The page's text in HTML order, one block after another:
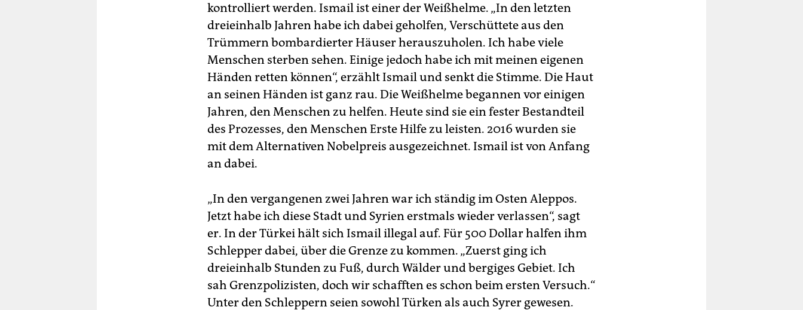
kontrolliert werden. Ismail ist einer der Weißhelme. „In den letzten
dreieinhalb Jahren habe ich dabei geholfen, Verschüttete aus den
Trümmern bombardierter Häuser herauszuholen. Ich habe viele
Menschen sterben sehen. Einige jedoch habe ich mit meinen eigenen
Händen retten können“, erzählt Ismail und senkt die Stimme. Die Haut
an seinen Händen ist ganz rau. Die Weißhelme begannen vor einigen
Jahren, den Menschen zu helfen. Heute sind sie ein fester Bestandteil
des Prozesses, den Menschen Erste Hilfe zu leisten. 2016 wurden sie
mit dem Alternativen Nobelpreis ausgezeichnet. Ismail ist von Anfang
an dabei.
„In den vergangenen zwei Jahren war ich ständig im Osten Aleppos.
Jetzt habe ich diese Stadt und Syrien erstmals wieder verlassen“, sagt
er. In der Türkei hält sich Ismail illegal auf. Für 500 Dollar halfen ihm
Schlepper dabei, über die Grenze zu kommen. „Zuerst ging ich
dreieinhalb Stunden zu Fuß, durch Wälder und bergiges Gebiet. Ich
sah Grenzpolizisten, doch wir schafften es schon beim ersten Versuch.“
Unter den Schleppern seien sowohl Türken als auch Syrer gewesen.